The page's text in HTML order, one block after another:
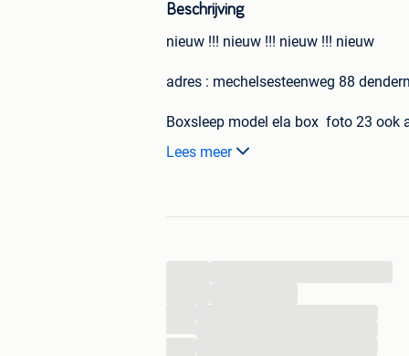
Beschrijving
nieuw !!! nieuw !!! nieuw !!! nieuw
adres : mechelsesteenweg 88
Boxsleep model ela box foto 23 ook
Lees meer